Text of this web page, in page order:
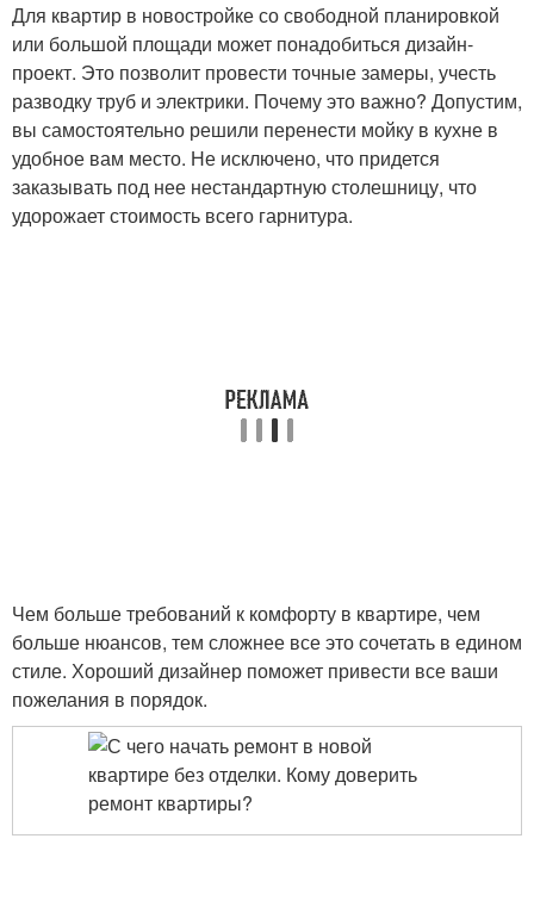
Для квартир в новостройке со свободной планировкой
или большой площади может понадобиться дизайн-
проект. Это позволит провести точные замеры, учесть
разводку труб и электрики. Почему это важно? Допустим,
вы самостоятельно решили перенести мойку в кухне в
удобное вам место. Не исключено, что придется
заказывать под нее нестандартную столешницу, что
удорожает стоимость всего гарнитура.
Чем больше требований к комфорту в квартире, чем
больше нюансов, тем сложнее все это сочетать в едином
стиле. Хороший дизайнер поможет привести все ваши
пожелания в порядок.